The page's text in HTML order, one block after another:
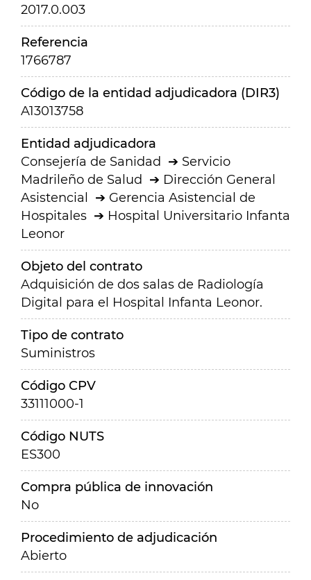
2017.0.003
Referencia
1766787
Código de la entidad adjudicadora (DIR3)
A13013758
Entidad adjudicadora
Consejería de Sanidad
Servicio
Madrileño de Salud
Dirección General
Asistencial
Gerencia Asistencial de
Hospitales
Hospital Universitario Infanta
Leonor
Objeto del contrato
Adquisición de dos salas de Radiología
Digital para el Hospital Infanta Leonor.
Tipo de contrato
Suministros
Código CPV
33111000-1
Código NUTS
ES300
Compra pública de innovación
No
Procedimiento de adjudicación
Abierto